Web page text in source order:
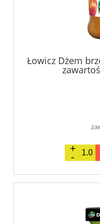
Łowicz Dżem